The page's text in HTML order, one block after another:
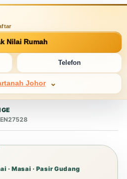
Nilai Rumah
Telefon
Johor
· Masai · Pasir Gudang